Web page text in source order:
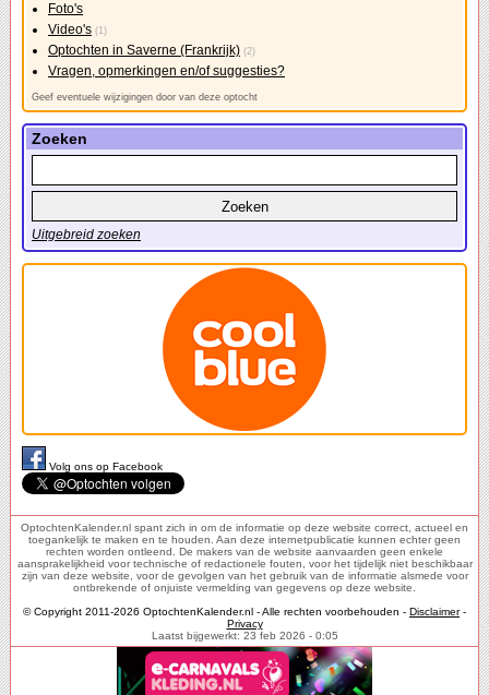
Foto's
Video's (1)
Optochten in Saverne (Frankrijk) (2)
Vragen, opmerkingen en/of suggesties?
Geef eventuele wijzigingen door van deze optocht
Zoeken
Uitgebreid zoeken
Volg ons op Facebook
OptochtenKalender.nl spant zich in om de informatie op deze website correct, actueel en
toegankelijk te maken en te houden. Aan deze internetpublicatie kunnen echter geen
rechten worden ontleend. De makers van de website aanvaarden geen enkele
aansprakelijkheid voor technische of redactionele fouten, voor het tijdelijk niet beschikbaar
zijn van deze website, voor de gevolgen van het gebruik van de informatie alsmede voor
ontbrekende of onjuiste vermelding van gegevens op deze website.
© Copyright 2011-2026 OptochtenKalender.nl - Alle rechten voorbehouden - Disclaimer-
Privacy
Laatst bijgewerkt: 23 feb 2026 - 0:05